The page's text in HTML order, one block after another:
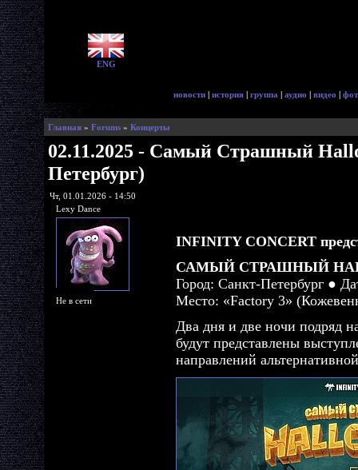
ENG
новости | история | группа | аудио | видео |
Главная » Forums » Концерты
02.11.2025 - Самый Страшный
Петербург)
Чт, 01.01.2026 - 14:50
Lexy Dance
Не в сети
INFINITY CONCERT
САМЫЙ СТРАШНЫЙ
Город: Санкт-Петербург ●
Место: «Factory 3»
Два дня и две ночи подряд
будут представлены
направлений